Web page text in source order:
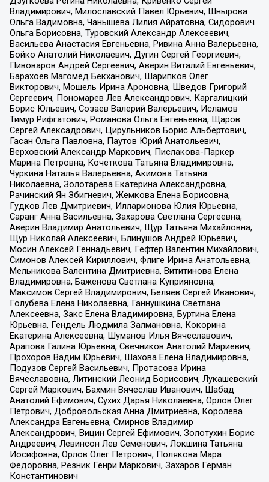
Владимирович, Милославский Павел Юрьевич, Шнырова
Ольга Вадимовна, Чанышева Лилия Айратовна, Сидорович
Ольга Борисовна, Туровский Александр Алексеевич,
Васильева Анастасия Евгеньевна, Ривина Анна Валерьевна,
Бойко Анатолий Николаевич, Дугин Сергей Георгиевич,
Пивоваров Андрей Сергеевич, Аверин Виталий Евгеньевич,
Барахоев Магомед Бекханович, Шарипков Олег
Викторович, Мошель Ирина Ароновна, Шведов Григорий
Сергеевич, Пономарев Лев Александрович, Каргалицкий
Борис Юльевич, Созаев Валерий Валерьевич, Исламов
Тимур Рифгатович, Романова Ольга Евгеньевна, Щаров
Сергей Алексадрович, Цирульников Борис Альбертович,
Гасан Ольга Павловна, Паутов Юрий Анатольевич,
Верховский Александр Маркович, Пислакова-Паркер
Марина Петровна, Кочеткова Татьяна Владимировна,
Чуркина Наталья Валерьевна, Акимова Татьяна
Николаевна, Золотарева Екатерина Александровна,
Рачинский Ян Збигневич, Жемкова Елена Борисовна,
Гудков Лев Дмитриевич, Илларионова Юлия Юрьевна,
Саранг Анна Васильевна, Захарова Светлана Сергеевна,
Аверин Владимир Анатольевич, Щур Татьяна Михайловна,
Щур Николай Алексеевич, Блинушов Андрей Юрьевич,
Мосин Алексей Геннадьевич, Гефтер Валентин Михайлович,
Симонов Алексей Кириллович, Флиге Ирина Анатольевна,
Мельникова Валентина Дмитриевна, Вититинова Елена
Владимировна, Баженова Светлана Куприяновна,
Максимов Сергей Владимирович, Беляев Сергей Иванович,
Голубева Елена Николаевна, Ганнушкина Светлана
Алексеевна, Закс Елена Владимировна, Буртина Елена
Юрьевна, Гендель Людмила Залмановна, Кокорина
Екатерина Алексеевна, Шуманов Илья Вячеславович,
Арапова Галина Юрьевна, Свечников Анатолий Мариевич,
Прохоров Вадим Юрьевич, Шахова Елена Владимировна,
Подузов Сергей Васильевич, Протасова Ирина
Вячеславовна, Литинский Леонид Борисович, Лукашевский
Сергей Маркович, Бахмин Вячеслав Иванович, Шабад
Анатолий Ефимович, Сухих Дарья Николаевна, Орлов Олег
Петрович, Добровольская Анна Дмитриевна, Королева
Александра Евгеньевна, Смирнов Владимир
Александрович, Вицин Сергей Ефимович, Золотухин Борис
Андреевич, Левинсон Лев Семенович, Локшина Татьяна
Иосифовна, Орлов Олег Петрович, Полякова Мара
Федоровна, Резник Генри Маркович, Захаров Герман
Константинович